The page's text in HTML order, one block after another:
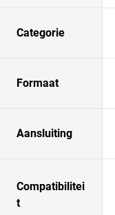
Categorie
Formaat
Aansluiting
Compatibilitei
t